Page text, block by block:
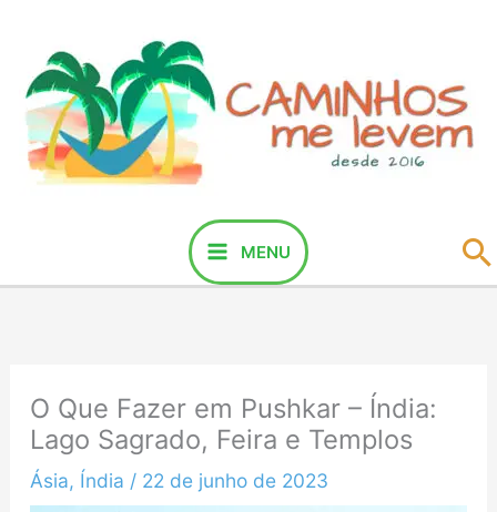
conteúdo
MENU
O Que Fazer em Pushkar – Índia:
Lago Sagrado, Feira e Templos
Ásia, Índia / 22 de junho de 2023